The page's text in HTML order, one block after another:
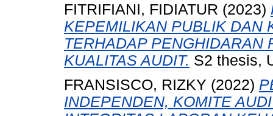
FITRIFIANI, FIDIATUR (2023)
KEPEMILIKAN PUBLIK DAN
TERHADAP PENGHIDARAN
KUALITAS AUDIT. S2 thesis,
FRANSISCO, RIZKY (2022)
INDEPENDEN, KOMITE